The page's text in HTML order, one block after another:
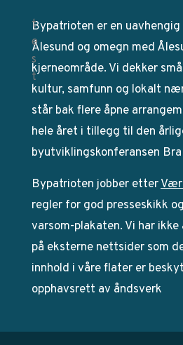
Bypatrioten er en
Ålesund og omegn med
kjerneområde. Vi dekker
kultur, samfunn og lokalt
står bak flere åpne
hele året i tillegg til den
byutviklingskonferansen
Bypatrioten jobber etterVær
regler for god presseskikk
varsom-plakaten. Vi har
på eksterne nettsider som
innhold i våre flater er
opphavsrett av åndsverk